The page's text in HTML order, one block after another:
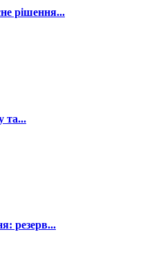
рішення...
та...
резерв...